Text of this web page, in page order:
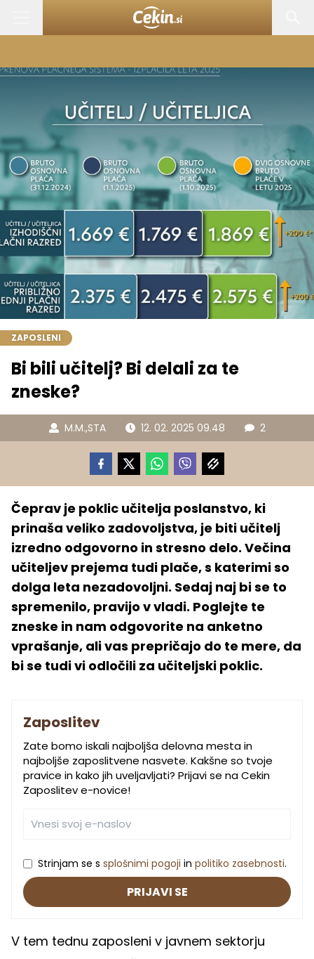
ZAPOSLENI
Bi bili učitelj? Bi delali za te
zneske?
M.M.,STA 12. 02. 2025 09.48 2
Čeprav je poklic učitelja poslanstvo, ki
prinaša veliko zadovoljstva, je biti učitelj
izredno odgovorno in stresno delo. Večina
učiteljev prejema tudi plače, s katerimi so
dolga leta nezadovoljni. Sedaj naj bi se to
spremenilo, pravijo v vladi. Poglejte te
zneske in nam odgovorite na anketno
vprašanje, ali vas prepričajo do te mere, da
bi se tudi vi odločili za učiteljski poklic.
Zaposlitev
Zate bomo iskali najboljša delovna mesta in
najboljše zaposlitvene nasvete. Kakšne so tvoje
pravice in kako jih uveljavljati? Prijavi se na Cekin
Zaposlitev e-novice!
Strinjam se s splošnimi pogoji in politiko zasebnosti.
PRIJAVI SE
V tem tednu zaposleni v javnem sektorju